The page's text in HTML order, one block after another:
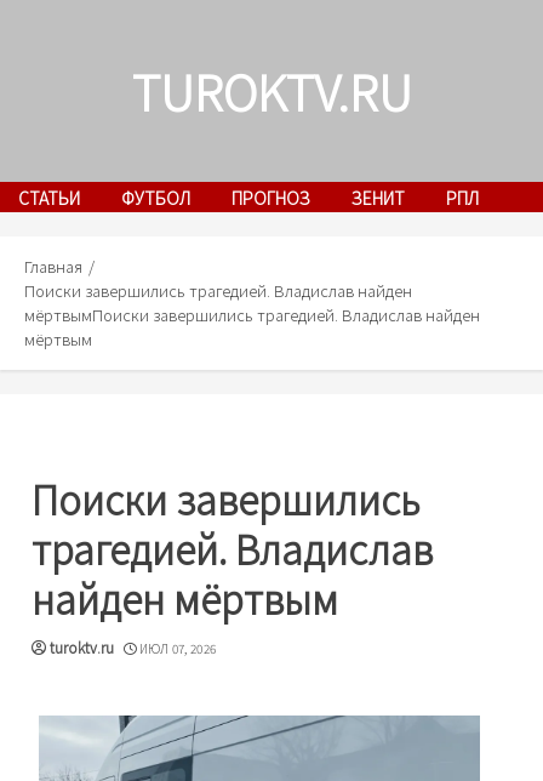
TUROKTV.RU
СТАТЬИ ФУТБОЛ ПРОГНОЗ ЗЕНИТ РПЛ
Главная
Поиски завершились трагедией. Владислав найден
мёртвымПоиски завершились трагедией. Владислав найден
мёртвым
Поиски завершились
трагедией. Владислав
найден мёртвым
turoktv.ru ИЮЛ 07, 2026